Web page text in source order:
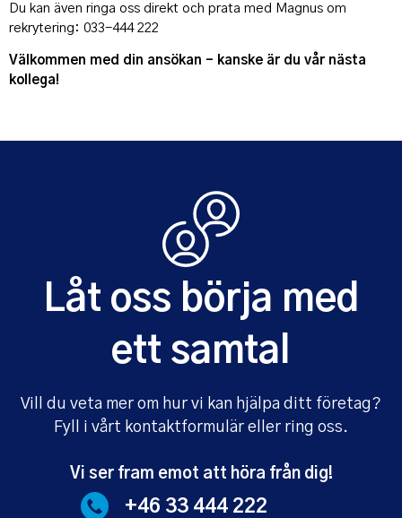
Du kan även ringa oss direkt och prata med Magnus om
rekrytering: 033-444 222
Välkommen med din ansökan – kanske är du vår nästa
kollega!
Låt oss börja med
ett samtal
Vill du veta mer om hur vi kan hjälpa ditt företag?
Fyll i vårt kontaktformulär eller ring oss.
Vi ser fram emot att höra från dig!
+46 33 444 222